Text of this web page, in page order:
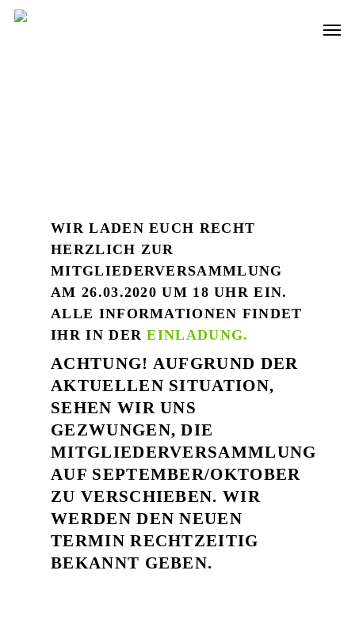
Skip
Menu
WIR LADEN EUCH RECHT
HERZLICH ZUR
MITGLIEDERVERSAMMLUNG
AM 26.03.2020 UM 18 UHR EIN.
ALLE INFORMATIONEN FINDET
IHR IN DEREINLADUNG.
ACHTUNG! AUFGRUND DER
AKTUELLEN SITUATION,
SEHEN WIR UNS
GEZWUNGEN, DIE
MITGLIEDERVERSAMMLUNG
AUF SEPTEMBER/OKTOBER
ZU VERSCHIEBEN. WIR
WERDEN DEN NEUEN
TERMIN RECHTZEITIG
BEKANNT GEBEN.